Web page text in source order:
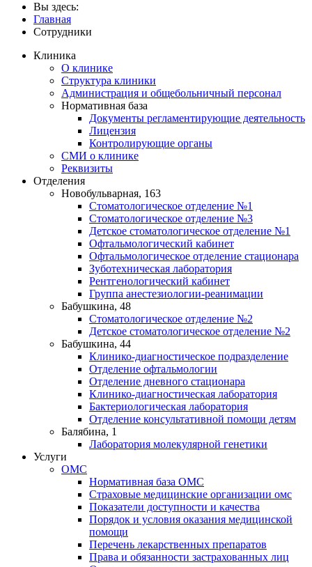
Вы здесь:
Главная
Сотрудники
Клиника
О клинике
Структура клиники
Администрация и общебольничный персонал
Нормативная база
Документы регламентирующие деятельность
Лицензия
Контролирующие органы
СМИ о клинике
Реквизиты
Отделения
Новобульварная, 163
Стоматологическое отделение №1
Стоматологическое отделение №3
Детское стоматологическое отделение №1
Офтальмологический кабинет
Офтальмологическое отделение стационара
Зуботехническая лаборатория
Рентгенологический кабинет
Группа анестезиологии-реанимации
Бабушкина, 48
Стоматологическое отделение №2
Детское стоматологическое отделение №2
Бабушкина, 44
Клинико-диагностическое подразделение
Отделение офтальмологии
Отделение дневного стационара
Клинико-диагностическая лаборатория
Бактериологическая лаборатория
Отделение консультативной помощи детям
Балябина, 1
Лаборатория молекулярной генетики
Услуги
ОМС
Нормативная база ОМС
Страховые медицинские организации омс
Показатели доступности и качества
Порядок и условия оказания медицинской
помощи
Перечень лекарственных препаратов
Права и обязанности застрахованных лиц